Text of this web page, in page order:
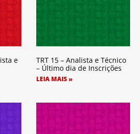
e
TRT 15 – Analista e Técnico
– Último dia de Inscrições
LEIA MAIS »